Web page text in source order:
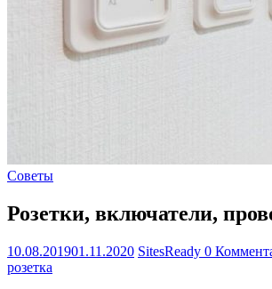
Советы
Розетки, включатели,
10.08.201901.11.2020 SitesReady 0
розетка